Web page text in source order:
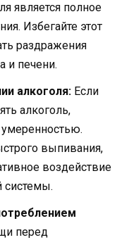
является полное
Избегайте этот
раздражения
и печени.
алкоголя: Если
алкоголь,
умеренностью.
выпивания,
воздействие
системы.
перед